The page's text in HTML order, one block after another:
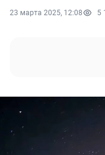
23 марта 2025, 12:08 5